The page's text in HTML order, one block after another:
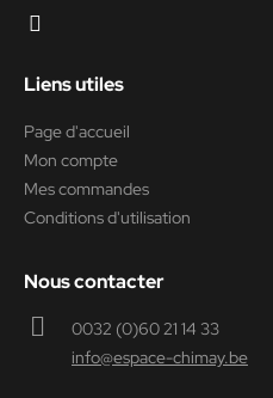
Liens utiles
Page d'accueil
Mon compte
Mes commandes
Conditions d'utilisation
Nous contacter
0032 (0)60 21 14 33
info@espace-chimay.be